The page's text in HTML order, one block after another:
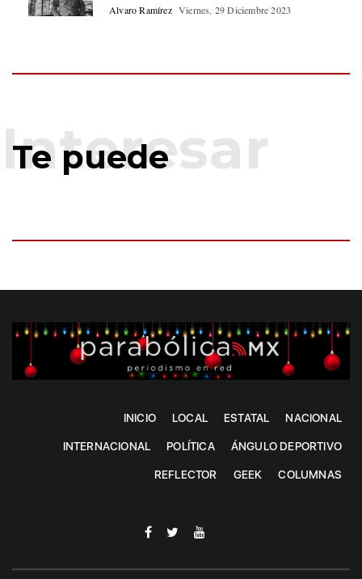
Alvaro Ramírez Viernes, 29 Diciembre 2023
Te puede
INICIO LOCAL ESTATAL NACIONAL
INTERNACIONAL POLÍTICA ÁNGULO DEPORTIVO
REFLECTOR GEEK COLUMNAS